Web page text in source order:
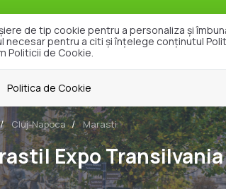
de tip cookie pentru a personaliza și
necesar pentru a citi și înțelege conținutul
Politicii de Cookie.
Politica de Cookie
Cluj-Napoca Marasti
Expo Transilvania